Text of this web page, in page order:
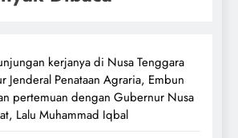
kerjanya di Nusa Tenggara
Jenderal Penataan Agraria, Embun
pertemuan dengan Gubernur Nusa
Lalu Muhammad Iqbal